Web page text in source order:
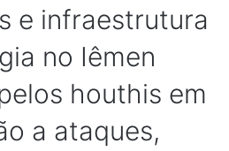
e infraestrutura
no Iêmen
houthis em
a ataques,